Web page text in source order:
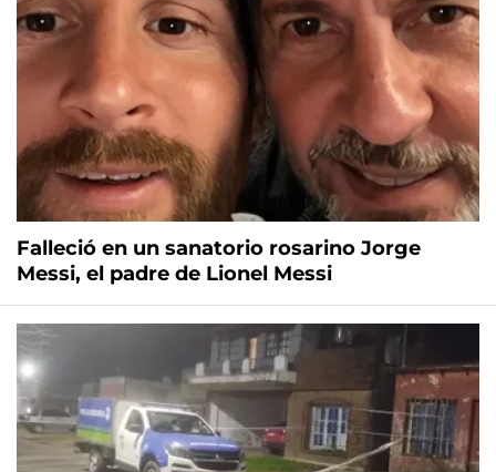
Falleció en un sanatorio rosarino Jorge
Messi, el padre de Lionel Messi